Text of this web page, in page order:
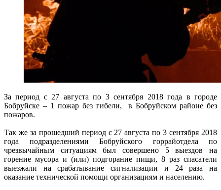
За период с 27 августа по 3 сентября 2018 года в городе
Бобруйске – 1 пожар без гибели, в Бобруйском районе без
пожаров.
Так же за прошедший период с 27 августа по 3 сентября 2018
года подразделениями Бобруйского горрайотдела по
чрезвычайным ситуациям был совершено 5 выездов на
горение мусора и (или) подгорание пищи, 8 раз спасатели
выезжали на срабатывание сигнализации и 24 раза на
оказание технической помощи организациям и населению.